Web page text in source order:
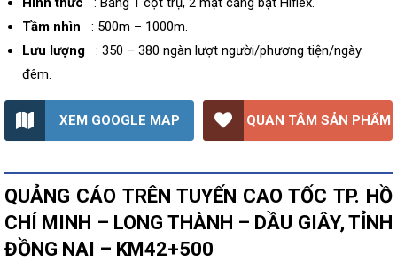
Tầm nhìn : 500m – 1000m.
Lưu lượng : 350 – 380 ngàn lượt người/phương tiện/ngày
đêm.
XEM GOOGLE MAP QUAN TÂM SẢN PHẨM
QUẢNG CÁO TRÊN TUYẾN CAO TỐC TP. HỒ
CHÍ MINH – LONG THÀNH – DẦU GIÂY, TỈNH
ĐỒNG NAI – KM42+500